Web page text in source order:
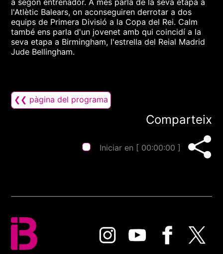
a segon entrenador. A més parla de la seva etapa a
l'Atlètic Balears, on aconseguiren derrotar a dos
equips de Primera Divisió a la Copa del Rei. Calm
també ens parla d'un jovenet amb qui coincidí a la
seva etapa a Birmingham, l'estrella del Reial Madrid
Jude Bellingham.
❮❮ pàgina del programa
Comparteix
Iniciar en [ 00:00:00 ]